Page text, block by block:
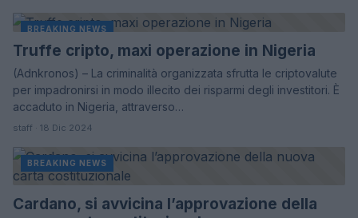
BREAKING NEWS
Truffe cripto, maxi operazione in Nigeria
(Adnkronos) – La criminalità organizzata sfrutta le criptovalute
per impadronirsi in modo illecito dei risparmi degli investitori. È
accaduto in Nigeria, attraverso…
staff · 18 Dic 2024
BREAKING NEWS
Cardano, si avvicina l’approvazione della